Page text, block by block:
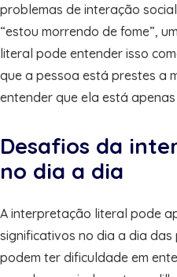
problemas de interação
“estou morrendo de fome”,
literal pode entender isso
que a pessoa está prestes a
entender que ela está
Desafios da
no dia a dia
A interpretação literal pode
significativos no dia a dia das
podem ter dificuldade em